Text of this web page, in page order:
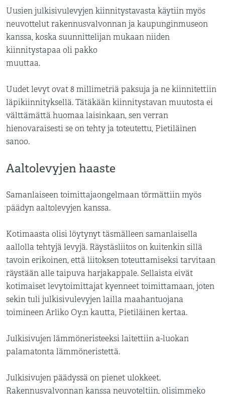
Uusien julkisivulevyjen kiinnitystavasta käytiin myös
neuvottelut rakennusvalvonnan ja kaupunginmuseon
kanssa, koska suunnittelijan mukaan niiden
kiinnitystapaa oli pakko
muuttaa.
Uudet levyt ovat 8 millimetriä paksuja ja ne kiinnitettiin
läpikiinnityksellä. Tätäkään kiinnitystavan muutosta ei
välttämättä huomaa laisinkaan, sen verran
hienovaraisesti se on tehty ja toteutettu, Pietiläinen
sanoo.
Aaltolevyjen haaste
Samanlaiseen toimittajaongelmaan törmättiin myös
päädyn aaltolevyjen kanssa.
Kotimaasta olisi löytynyt täsmälleen samanlaisella
aallolla tehtyjä levyjä. Räystäsliitos on kuitenkin sillä
tavoin erikoinen, että liitoksen toteuttamiseksi tarvitaan
räystään alle taipuva harjakappale. Sellaista eivät
kotimaiset levytoimittajat kyenneet toimittamaan, joten
sekin tuli julkisivulevyjen lailla maahantuojana
toimineen Arliko Oy:n kautta, Pietiläinen kertaa.
Julkisivujen lämmöneristeeksi laitettiin a-luokan
palamatonta lämmöneristettä.
Julkisivujen päädyssä on pienet ulokkeet.
Rakennusvalvonnan kanssa neuvoteltiin, olisimmeko